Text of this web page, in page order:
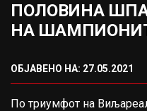
ПОЛОВИНА
НА
ОБЈАВЕНО НА: 27.05.2021
По триумфот на